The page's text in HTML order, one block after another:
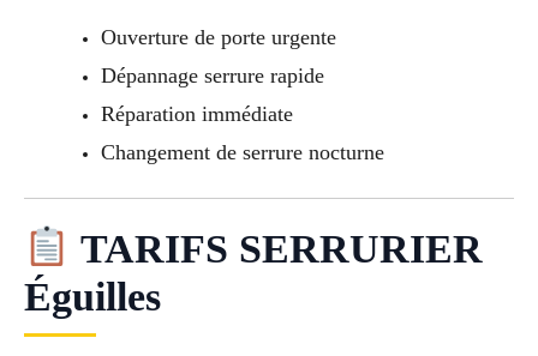
Ouverture de porte urgente
Dépannage serrure rapide
Réparation immédiate
Changement de serrure nocturne
TARIFS SERRURIER
Éguilles